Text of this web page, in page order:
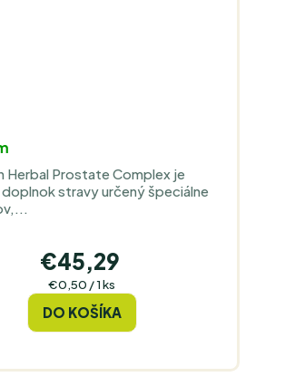
Herbal Prostate Complex je
stravy určený špeciálne
€45,29
Jednotková
€0,50 / 1 ks
DO KOŠÍKA